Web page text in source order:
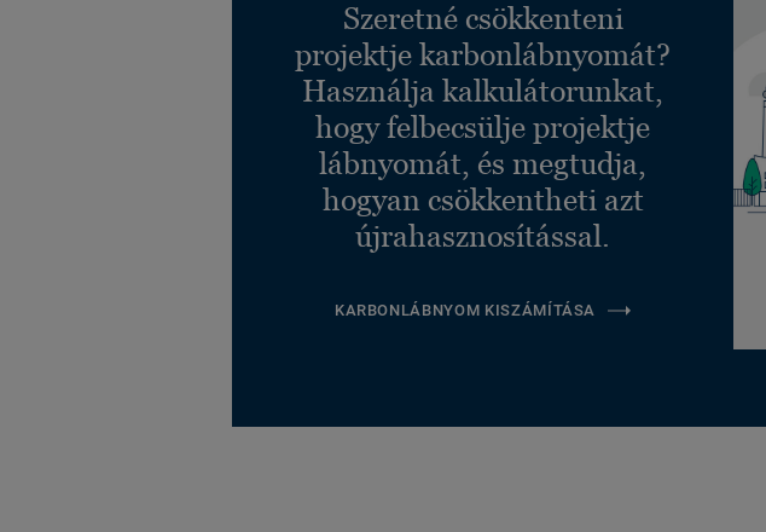
Szeretné csökkenteni
projektje karbonlábnyomát?
Használja kalkulátorunkat,
hogy felbecsülje projektje
lábnyomát, és megtudja,
hogyan csökkentheti azt
újrahasznosítással.
KARBONLÁBNYOM KISZÁMÍTÁSA